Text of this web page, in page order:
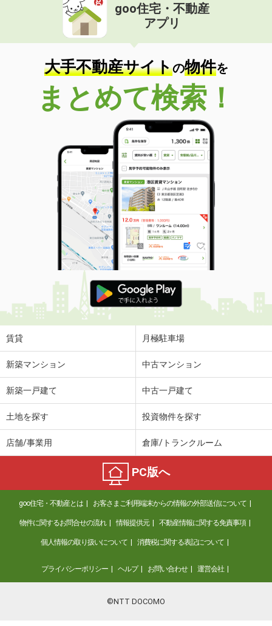
goo住宅・不動産
アプリ
大手不動産サイトの物件を
まとめて検索！
賃貸 月極駐車場
新築マンション 中古マンション
新築一戸建て 中古一戸建て
土地を探す 投資物件を探す
店舗/事業用 倉庫/トランクルーム
PC版へ
goo住宅・不動産とは お客さまご利用端末からの情報の外部送信について
物件に関するお問合せの流れ 情報提供元 不動産情報に関する免責事項
個人情報の取り扱いについて 消費税に関する表記について
プライバシーポリシー ヘルプ お問い合わせ 運営会社
©NTT DOCOMO